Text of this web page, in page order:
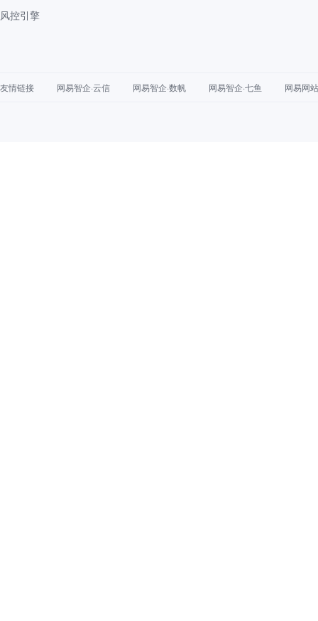
风控引擎
友情链接 网易智企·云信 网易智企·数帆 网易智企·七鱼 网易网